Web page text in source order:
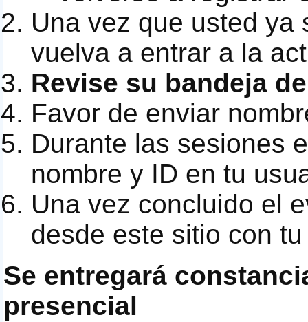
Una vez que usted ya
vuelva a entrar a la
Revise su bandeja
Favor de enviar
Durante las sesiones
nombre y ID en tu
Una vez concluido el
desde este sitio con
Se entregará
presencial